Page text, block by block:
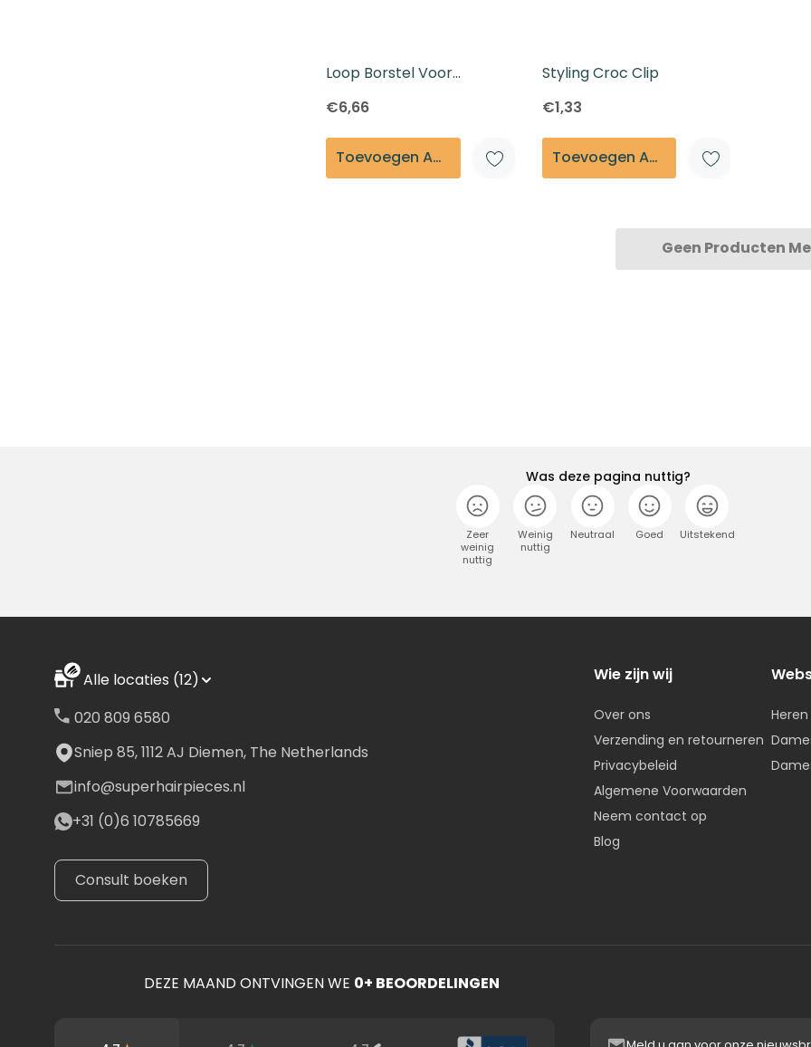
Loop Borstel Voor
Extensions
€6,66
Toevoegen Aan Winkelmandje
Styling Croc Clip
€1,33
Toevoegen Aan Winkelmandje
Geen Producten
Was deze pagina nuttig?
Zeer
weinig
nuttig
Weinig
nuttig
Neutraal Goed Uitstekend
DEZE MAAND ONTVINGEN WE 0+ BEOORDELINGEN
Alle locaties (12)
020 809 6580
Sniep 85, 1112 AJ Diemen, The Netherlands
info@superhairpieces.nl
+31 (0)6 10785669
Consult boeken
Wie zijn wij
Over ons
Verzending en retourneren
Privacybeleid
Algemene Voorwaarden
Neem contact op
Blog